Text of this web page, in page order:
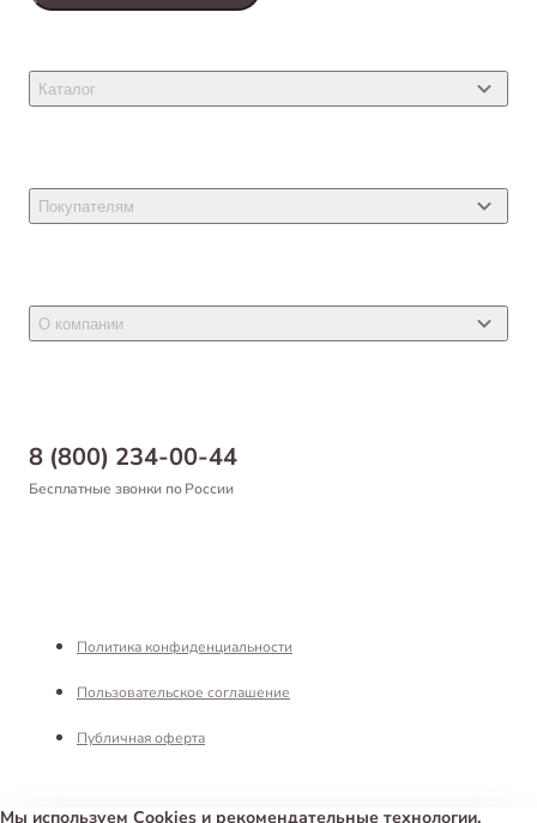
8 (800) 234-00-44
Бесплатные звонки по России
Каталог
Товары для собак
Товары для птиц
Покупателям
Новости
Самовывоз
Оформление заказа
О компании
Благотворительный фонд
Реквизиты
Политика конфиденциальности
Пользовательское соглашение
Публичная оферта
Мы используем Cookies и рекомендательные технологии,